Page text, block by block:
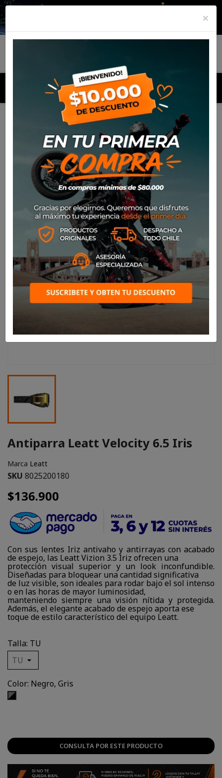
MENU
Productos Equipamiento Para el piloto
Antiparras Antiparra Leatt Velocity 6.5 Iris
Antiparra Leatt Velocity 6.5 Iris
Marca Leatt
SKU 8025200180
$136.900
Con sus lentes Iriz antivaho y antirrayas con acabado
de espejo, las Leatt Vizion 3.5 Iriz ofrecen una
protección visual superior y un look inconfundible.
Diseñadas para bloquear una cantidad significativa
de luz visible, son ideales para rodar bajo el sol intenso
o en las horas de mayor luminosidad,
manteniendo siempre una visión nítida y protegida.
Además, el elegante acabado de espejo aporta ese
toque de estilo característico del equipo Leatt.
Talla: TU
Color: Negro, Gris
Negro,
CONSULTA POR ESTE PRODUCTO
×